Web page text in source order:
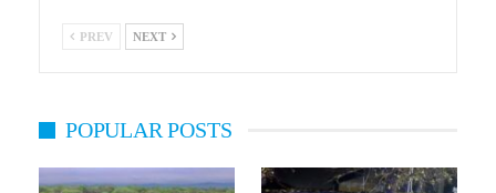
PREV NEXT
POPULAR POSTS